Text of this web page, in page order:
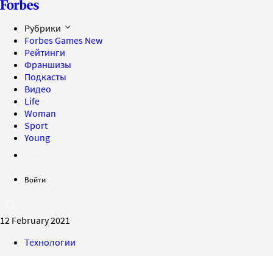
Рубрики
Forbes Games New
Рейтинги
Франшизы
Подкасты
Видео
Life
Woman
Sport
Young
Войти
12 February 2021
Технологии